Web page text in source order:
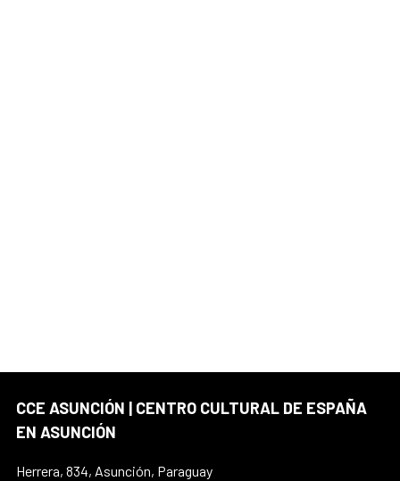
CCE ASUNCIÓN | CENTRO CULTURAL DE ESPAÑA
EN ASUNCIÓN
Herrera, 834, Asunción, Paraguay